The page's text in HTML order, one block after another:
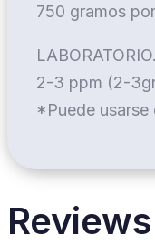
750 gramos
2-3 ppm (2-
*Puede usarse
Reviews